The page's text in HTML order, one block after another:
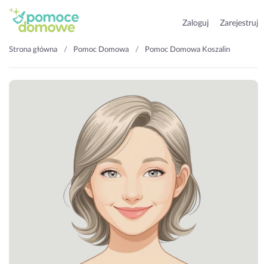
Zaloguj Zarejestruj
Strona główna Pomoc Domowa Pomoc Domowa Koszalin